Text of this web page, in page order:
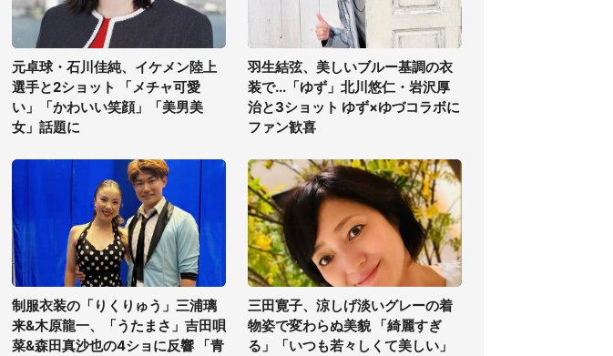
元卓球・石川佳純、イケメン陸上
選手と2ショット 「メチャ可愛
い」「かわいい笑顔」「美男美
女」話題に
羽生結弦、美しいブルー基調の衣
装で...「ゆず」北川悠仁・岩沢厚
治と3ショット ゆず×ゆづコラボに
ファン歓喜
制服衣装の「りくりゅう」三浦璃
来&木原龍一、「うたまさ」吉田唄
菜&森田真沙也の4ショに反響 「青
三田寛子、涼しげ淡いグレーの着
物姿で変わらぬ美貌 「綺麗すぎ
る」「いつも若々しくて美しい」